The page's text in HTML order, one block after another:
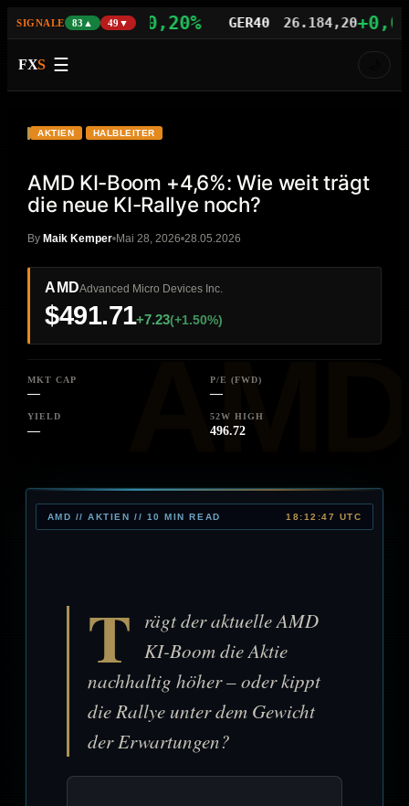
SIGNALE 83▲ 49▼
29.480,21+0,20% GER40 26.184,20+0,04%
FXS ☰
AMD
AKTIEN HALBLEITER
AMD KI-Boom +4,6%: Wie weit trägt
die neue KI-Rallye noch?
ByMaik Kemper Mai 28, 2026 28.05.2026
AMDAdvanced Micro Devices Inc.
$491.71+7.23(+1.50%)
MKT CAP
—
P/E (FWD)
—
YIELD
—
52W HIGH
496.72
AMD // AKTIEN // 10 MIN READ 18:12:47 UTC
T
rägt der aktuelle AMD
KI-Boom die Aktie
nachhaltig höher – oder kippt
die Rallye unter dem Gewicht
der Erwartungen?